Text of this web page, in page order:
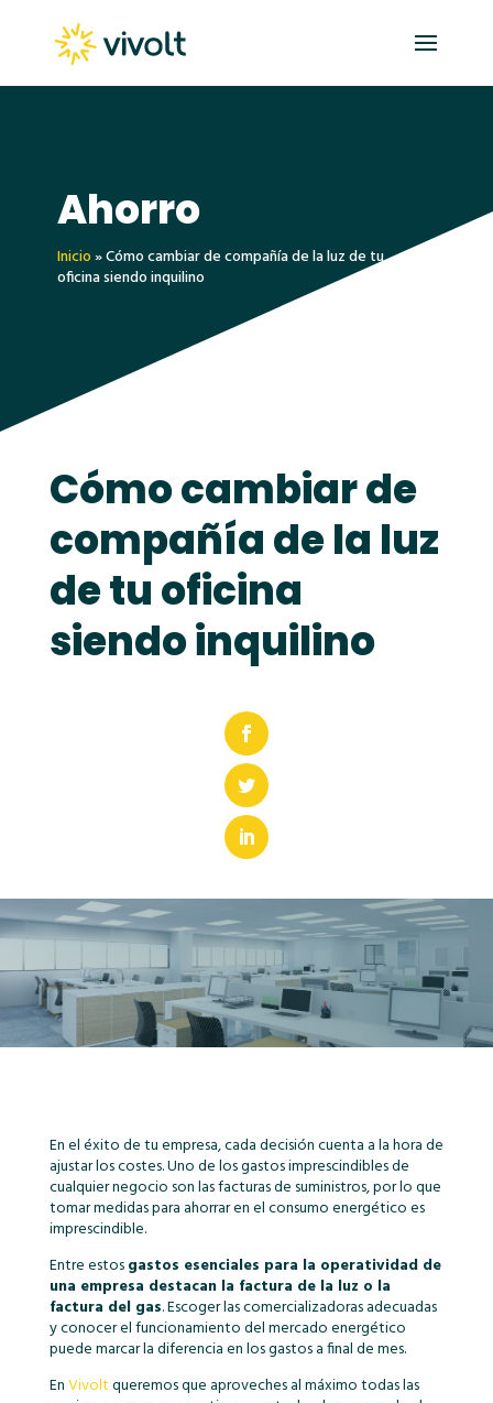
Ahorro
Inicio»Cómo cambiar de compañía de la luz de tu
oficina siendo inquilino
Cómo cambiar de
compañía de la luz
de tu oficina
siendo inquilino
En el éxito de tu empresa, cada decisión cuenta a la hora de
ajustar los costes. Uno de los gastos imprescindibles de
cualquier negocio son las facturas de suministros, por lo que
tomar medidas para ahorrar en el consumo energético es
imprescindible.
Entre estosgastos esenciales para la operatividad de
una empresa destacan la factura de la luz o la
factura del gas. Escoger las comercializadoras adecuadas
y conocer el funcionamiento del mercado energético
puede marcar la diferencia en los gastos a final de mes.
EnVivoltqueremos que aproveches al máximo todas las